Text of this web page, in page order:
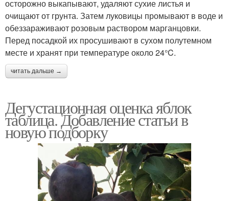
осторожно выкапывают, удаляют сухие листья и
очищают от грунта. Затем луковицы промывают в воде и
обеззараживают розовым раствором марганцовки.
Перед посадкой их просушивают в сухом полутемном
месте и хранят при температуре около 24°C.
читать дальше →
Дегустационная оценка яблок
таблица. Добавление статьи в
новую подборку